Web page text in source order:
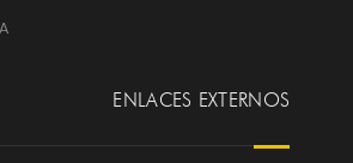
ENLACES EXTERNOS